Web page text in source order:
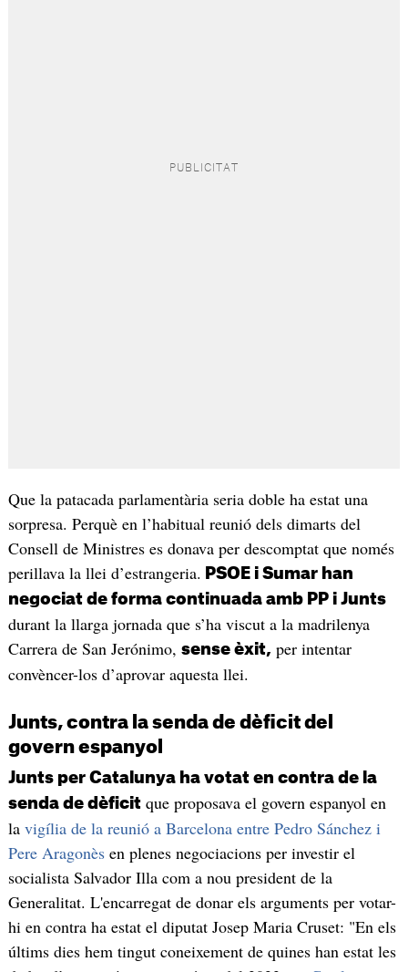
Que la patacada parlamentària seria doble ha estat una
sorpresa. Perquè en l’habitual reunió dels dimarts del
Consell de Ministres es donava per descomptat que només
perillava la llei d’estrangeria. PSOE i Sumar han
negociat de forma continuada amb PP i Junts
durant la llarga jornada que s’ha viscut a la madrilenya
Carrera de San Jerónimo, sense èxit, per intentar
convèncer-los d’aprovar aquesta llei.
Junts, contra la senda de dèficit del
govern espanyol
Junts per Catalunya ha votat en contra de la
senda de dèficitque proposava el govern espanyol en
lavigília de la reunió a Barcelona entre Pedro Sánchez i
Pere Aragonèsen plenes negociacions per investir el
socialista Salvador Illa com a nou president de la
Generalitat. L'encarregat de donar els arguments per votar-
hi en contra ha estat el diputat Josep Maria Cruset: "En els
últims dies hem tingut coneixement de quines han estat les